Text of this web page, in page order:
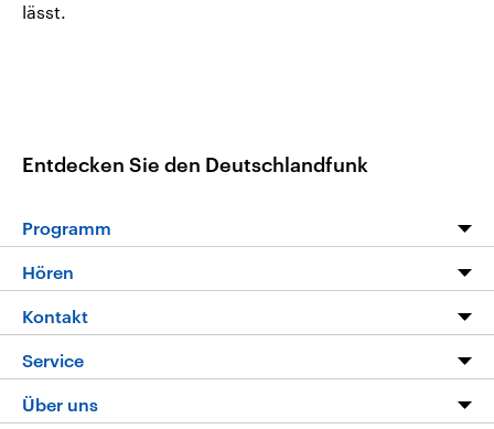
lässt.
Entdecken Sie den Deutschlandfunk
Programm
Programm
Die Nachrichten
Nachrichtenleicht
Neue Beiträge auf dlf.de
Hören
Livestream
Podcasts
Deutschlandfunk App
Kontakt
Hörerservice
Service
FAQ
Über uns